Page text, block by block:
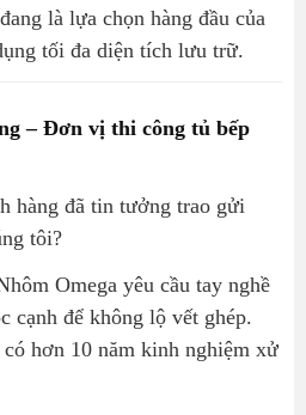
là lựa chọn hàng đầu của
tối đa diện tích lưu trữ.
hàng đã tin tưởng trao gửi
tôi?
Omega yêu cầu tay nghề
cạnh để không lộ vết ghép.
hơn 10 năm kinh nghiệm xử